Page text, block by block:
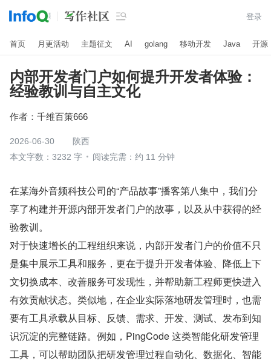
 登录
首页 月更活动 主题征文 AI golang 移动开发 Java 开源
内部开发者门户如何提升开发者体验：
经验教训与自主文化
作者： 千维百策666
2026-06-30
陕西
本文字数：3232 字
阅读完需：约 11 分钟
在某海外音频科技公司的“产品故事”播客第八集中，我们分
享了构建并开源内部开发者门户的故事，以及从中获得的经
验教训。
对于快速增长的工程组织来说，内部开发者门户的价值不只
是集中展示工具和服务，更在于提升开发者体验、降低上下
文切换成本、改善服务可发现性，并帮助新工程师更快进入
有效贡献状态。类似地，在企业实际落地研发管理时，也需
要有工具承载从目标、反馈、需求、开发、测试、发布到知
识沉淀的完整链路。例如，PingCode 这类智能化研发管理
工具，可以帮助团队把研发管理过程自动化、数据化、智能